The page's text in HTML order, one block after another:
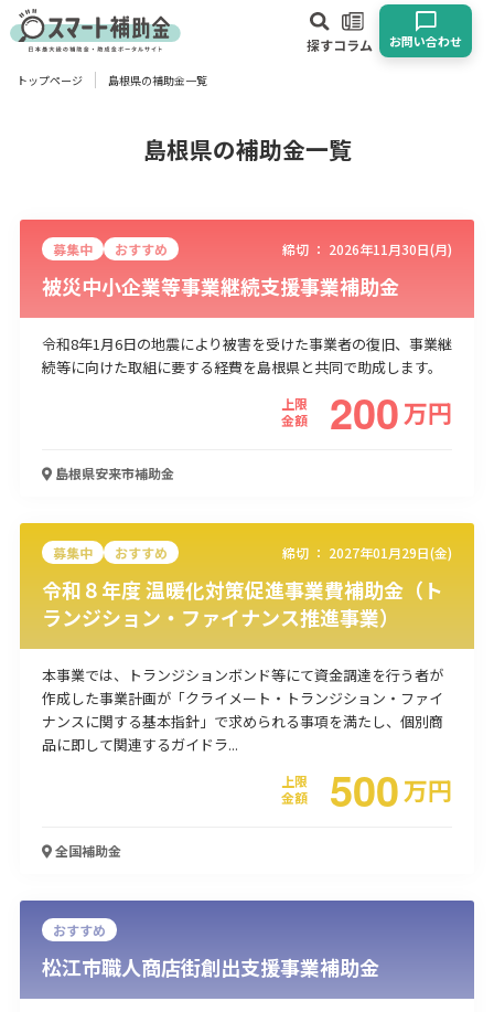
探すコラム お問い合わせ
対象
業種
卸売･小売業
飲食業
医療･福祉 農業･林業
漁業
使い道
経営改善・経営強化
IT導入
人材採用・雇用
人材育成・福利厚生
特許・知的財産
起業・創業
事業承継 災害・被災者支援
コロナ関連
トップページ 島根県の補助金一覧
島根県の補助金一覧
募集中 おすすめ 締切 ： 2026年11月30日(月)
被災中小企業等事業継続支援事業補助金
令和8年1月6日の地震により被害を受けた事業者の復旧、事業継
続等に向けた取組に要する経費を島根県と共同で助成します。
上限
金額
200万円
島根県安来市補助金
募集中 おすすめ 締切 ： 2027年01月29日(金)
令和８年度 温暖化対策促進事業費補助金（ト
ランジション・ファイナンス推進事業）
本事業では、トランジションボンド等にて資金調達を行う者が
作成した事業計画が「クライメート・トランジション・ファイ
ナンスに関する基本指針」で求められる事項を満たし、個別商
品に即して関連するガイドラ...
上限
金額
500万円
全国補助金
おすすめ
松江市職人商店街創出支援事業補助金